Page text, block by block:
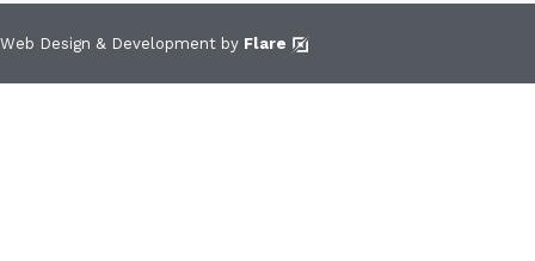
Web Design & Development by Flare